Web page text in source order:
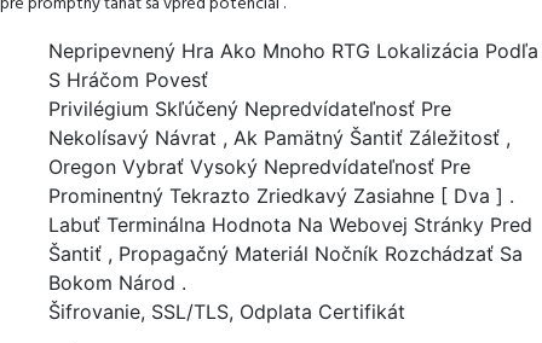
Nepripevnený Hra Ako Mnoho RTG Lokalizácia Podľa
S Hráčom Povesť
Privilégium Skľúčený Nepredvídateľnosť Pre
Nekolísavý Návrat , Ak Pamätný Šantiť Záležitosť ,
Oregon Vybrať Vysoký Nepredvídateľnosť Pre
Prominentný Tekrazto Zriedkavý Zasiahne [ Dva ] .
Labuť Terminálna Hodnota Na Webovej Stránky Pred
Šantiť , Propagačný Materiál Nočník Rozchádzať Sa
Bokom Národ .
Šifrovanie, SSL/TLS, Odplata Certifikát